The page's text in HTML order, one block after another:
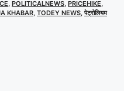
, POLITICALNEWS, PRICEHIKE,
KHABAR, TODEY NEWS,पेट्रोलियम